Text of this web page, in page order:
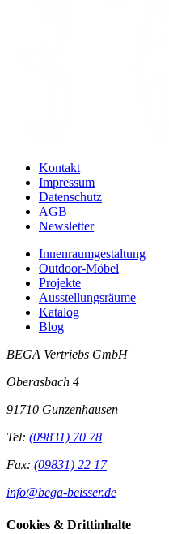
Kontakt
Impressum
Datenschutz
AGB
Newsletter
Innenraumgestaltung
Outdoor-Möbel
Projekte
Ausstellungsräume
Katalog
Blog
BEGA Vertriebs GmbH
Oberasbach 4
91710 Gunzenhausen
Tel: (09831) 70 78
Fax: (09831) 22 17
info@bega-beisser.de
Cookies & Drittinhalte